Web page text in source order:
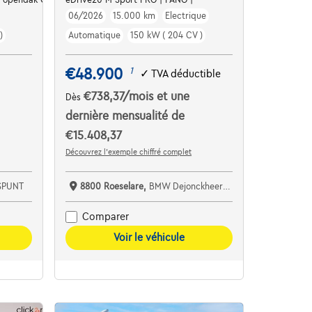
06/2026
15.000 km
Electrique
Automatique
150 kW ( 204 CV )
€48.900 1 ✓TVA déductible
Dès€738,37/moiset une
dernière mensualité de
€15.408,37
Découvrez l’exemple chiffré complet
8800 Roeselare, BMW Dejonckheere Roeselare
Comparer
Voir le véhicule